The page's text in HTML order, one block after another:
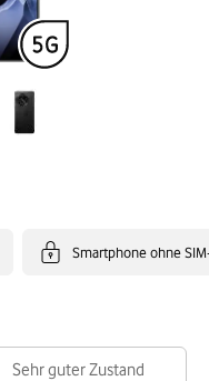
Smartphone ohne
Sehr guter Zustand